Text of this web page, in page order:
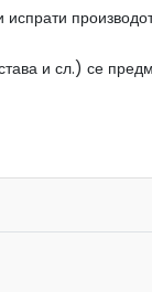
и сл.) се